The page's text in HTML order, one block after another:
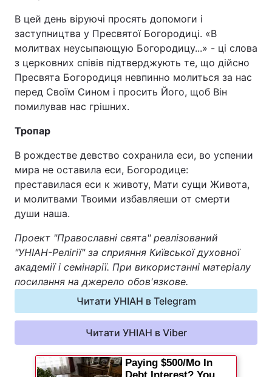
В цей день віруючі просять допомоги і
заступництва у Пресвятої Богородиці. «В
молитвах неусыпающую Богородицу...» - ці слова
з церковних співів підтверджують те, що дійсно
Пресвята Богородиця невпинно молиться за нас
перед Своїм Сином і просить Його, щоб Він
помилував нас грішних.
Тропар
В рождестве девство сохранила еси, во успении
мира не оставила еси, Богородице:
преставилася еси к животу, Мати сущи Живота,
и молитвами Твоими избавляеши от смерти
души наша.
Проект "Православні свята" реалізований
"УНІАН-Релігії" за сприяння Київської духовної
академії і семінарії. При використанні матеріалу
посилання на джерело обов'язкове.
Читати УНІАН в Telegram
Читати УНІАН в Viber